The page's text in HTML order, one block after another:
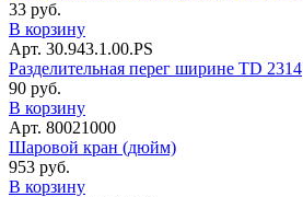
33 руб.
В корзину
Арт. 30.943.1.00.PS
Разделительная перег ширине TD 2314
90 руб.
В корзину
Арт. 80021000
Шаровой кран (дюйм)
953 руб.
В корзину